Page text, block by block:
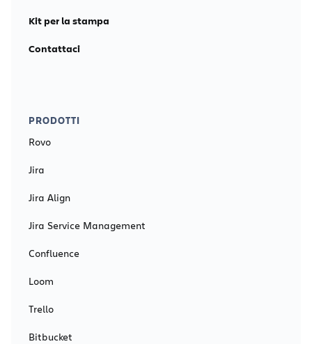
Kit per la stampa
Contattaci
PRODOTTI
Rovo
Jira
Jira Align
Jira Service Management
Confluence
Loom
Trello
Bitbucket